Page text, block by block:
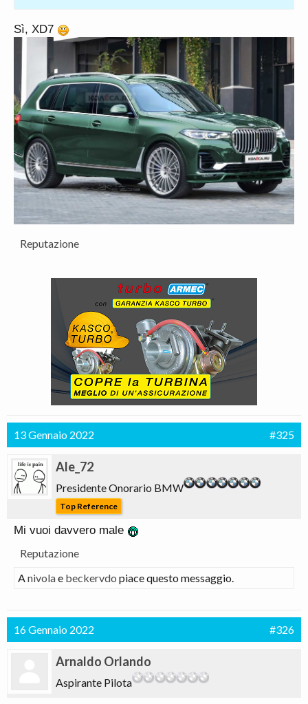
Sì, XD7
Reputazione
13 Gennaio 2022 #325
Ale_72
Presidente Onorario BMW
Top Reference
Mi vuoi davvero male
Reputazione
Anivolae beckervdo piace questo messaggio.
16 Gennaio 2022 #326
Arnaldo Orlando
Aspirante Pilota